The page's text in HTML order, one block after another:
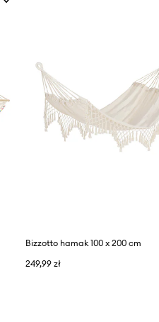
Bizzotto hamak 100 x 200 cm
249,99 zł